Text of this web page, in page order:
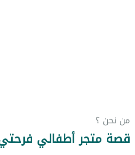
من نحن ؟
قصة متجر أطفالي